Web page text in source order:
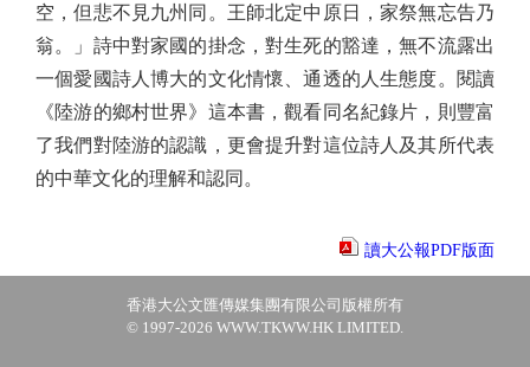
空，但悲不見九州同。王師北定中原日，家祭無忘告乃
翁。」詩中對家國的掛念，對生死的豁達，無不流露出
一個愛國詩人博大的文化情懷、通透的人生態度。閱讀
《陸游的鄉村世界》這本書，觀看同名紀錄片，則豐富
了我們對陸游的認識，更會提升對這位詩人及其所代表
的中華文化的理解和認同。
讀大公報PDF版面
香港大公文匯傳媒集團有限公司版權所有
© 1997-2026 WWW.TKWW.HK LIMITED.